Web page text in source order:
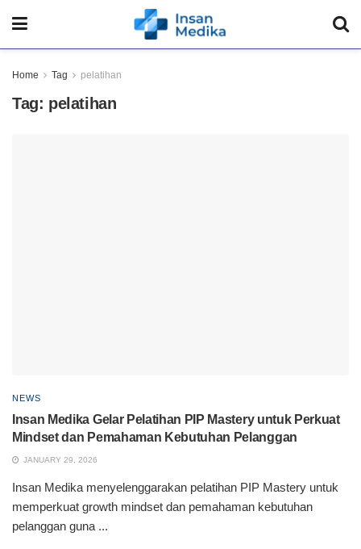
Home Tag pelatihan
Tag: pelatihan
NEWS
Insan Medika Gelar Pelatihan PIP Mastery untuk Perkuat
Mindset dan Pemahaman Kebutuhan Pelanggan
JANUARY 29, 2026
Insan Medika menyelenggarakan pelatihan PIP Mastery untuk
memperkuat growth mindset dan pemahaman kebutuhan
pelanggan guna ...